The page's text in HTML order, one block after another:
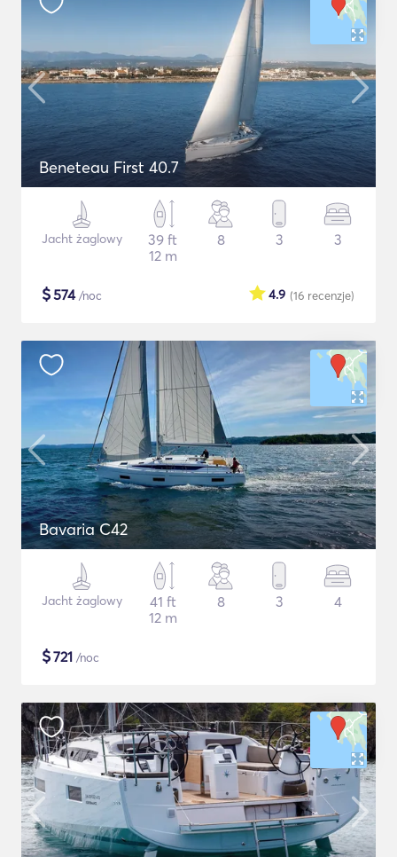
Beneteau First 40.7
Jacht żaglowy
39 ft
12 m
8 3 3
$574/noc (16 recenzje)
4.9
Bavaria C42
Jacht żaglowy
41 ft
12 m
8 3 4
$721 /noc